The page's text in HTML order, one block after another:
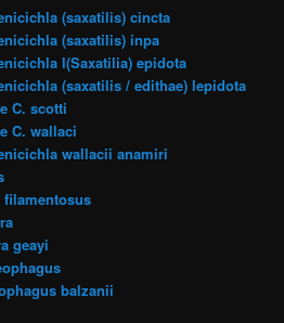
(saxatilis) cincta
(saxatilis) inpa
l(Saxatilia) epidota
(saxatilis / edithae) lepidota
C. scotti
C. wallaci
wallacii anamiri
filamentosus
geayi
balzanii